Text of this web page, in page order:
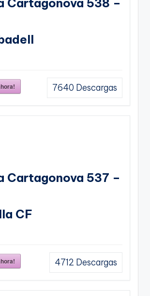
7640 Descargas
Cartagonova 537 –
CF
4712 Descargas